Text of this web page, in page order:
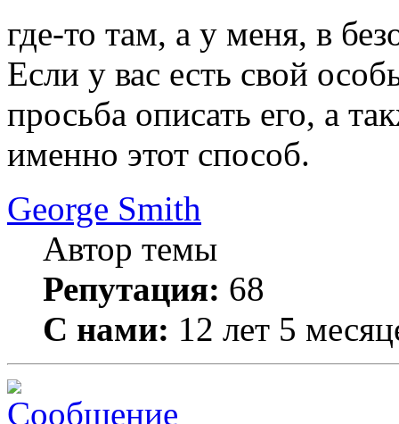
где-то там, а у меня, в
Если у вас есть свой
просьба описать его, а
именно этот способ.
George Smith
Автор темы
Репутация: 68
С нами: 12 лет 5